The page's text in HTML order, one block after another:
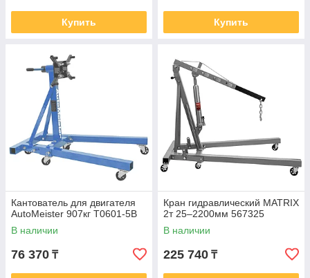
Купить Купить
Кантователь для двигателя
AutoMeister 907кг T0601-5B
В наличии
76 370 ₸
Кран гидравлический MATRIX
2т 25–2200мм 567325
В наличии
225 740 ₸